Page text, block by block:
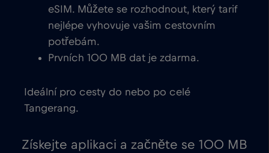
eSIM. Můžete se rozhodnout, který tarif
nejlépe vyhovuje vašim cestovním
potřebám.
Prvních 100 MB dat je zdarma.
Ideální pro cesty do nebo po celé
Tangerang.
Získejte aplikaci a začněte se 100 MB